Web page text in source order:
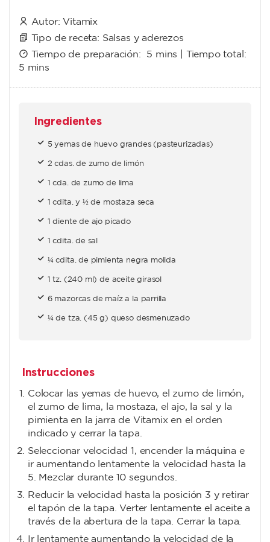
Autor: Vitamix
Tipo de receta: Salsas y aderezos
Tiempo de preparación: 5 mins | Tiempo total:
5 mins
Ingredientes
5 yemas de huevo grandes (pasteurizadas)
2 cdas. de zumo de limón
1 cda. de zumo de lima
1 cdita. y ½ de mostaza seca
1 diente de ajo picado
1 cdita. de sal
¼ cdita. de pimienta negra molida
1 tz. (240 ml) de aceite girasol
6 mazorcas de maíz a la parrilla
¼ de tza. (45 g) queso desmenuzado
Instrucciones
Colocar las yemas de huevo, el zumo de limón,
el zumo de lima, la mostaza, el ajo, la sal y la
pimienta en la jarra de Vitamix en el orden
indicado y cerrar la tapa.
Seleccionar velocidad 1, encender la máquina e
ir aumentando lentamente la velocidad hasta la
5. Mezclar durante 10 segundos.
Reducir la velocidad hasta la posición 3 y retirar
el tapón de la tapa. Verter lentamente el aceite a
través de la abertura de la tapa. Cerrar la tapa.
Ir lentamente aumentando la velocidad de la